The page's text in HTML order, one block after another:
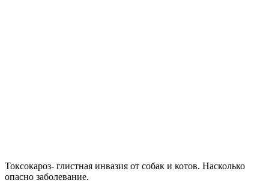
Токсокароз- глистная инвазия от собак и котов. Насколько
опасно заболевание.